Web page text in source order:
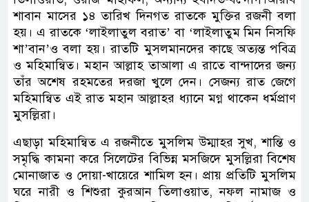
শাবান মাসের ১৪ তারিখ দিনগত রাতকে মুক্তির রজনী বলা
হয়। এ রাতকে ‘লাইলাতুল বরাত’ বা ‘লাইলাতুম মিন নিসফি
শা’বান’ও বলা হয়। রাতটি মুসলমানদের কাছে অত্যন্ত পবিত্র
ও মহিমান্বিত। মহান আল্লাহ তাআলা এ রাতে বান্দাদের জন্য
তাঁর অশেষ রহমতের দরজা খুলে দেন। সেজন্য রাত জেগে
মহিমান্বিত এই রাত মহান আল্লাহর ধ্যানে মগ্ন থাকেন ধর্মপ্রাণ
মুসল্লিরা।
এছাড়া মহিমান্বিত এ রজনীতে মুসলিম উম্মাহর সুখ, শান্তি ও
সমৃদ্ধি কামনা করে সিলেটের বিভিন্ন মসজিদে মুসল্লিরা বিশেষ
মোনাজাত ও দোয়া-খায়েরে শামিল হন। প্রায় প্রতিটি মুসলিম
ঘরে নারী ও শিশুরা কুরআন তিলাওয়াত, নফল নামাজ ও